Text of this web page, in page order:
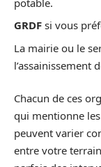
GRDF si vous
La mairie ou le
l’assainissement
Chacun de ces
qui mentionne
peuvent varier
entre votre